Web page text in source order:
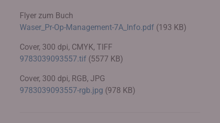
Flyer zum Buch
Waser_Pr-Op-Management-7A_Info.pdf (193 KB)
Cover, 300 dpi, CMYK, TIFF
9783039093557.tif (5577 KB)
Cover, 300 dpi, RGB, JPG
9783039093557-rgb.jpg (978 KB)